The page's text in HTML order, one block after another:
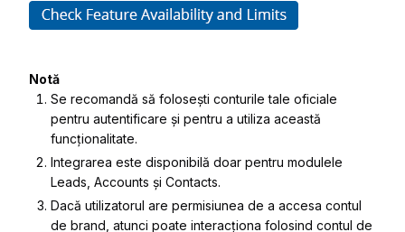
Notă
Se recomandă să folosești conturile tale oficiale
pentru autentificare și pentru a utiliza această
funcționalitate.
Integrarea este disponibilă doar pentru modulele
Leads, Accounts și Contacts.
Dacă utilizatorul are permisiunea de a accesa contul
de brand, atunci poate interacționa folosind contul de